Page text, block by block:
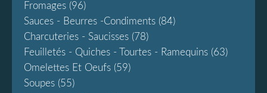
Fromages (96)
Sauces - Beurres -condiments (84)
Charcuteries - Saucisses (78)
Feuilletés - Quiches - Tourtes - Ramequins (63)
Omelettes Et Oeufs (59)
Soupes (55)